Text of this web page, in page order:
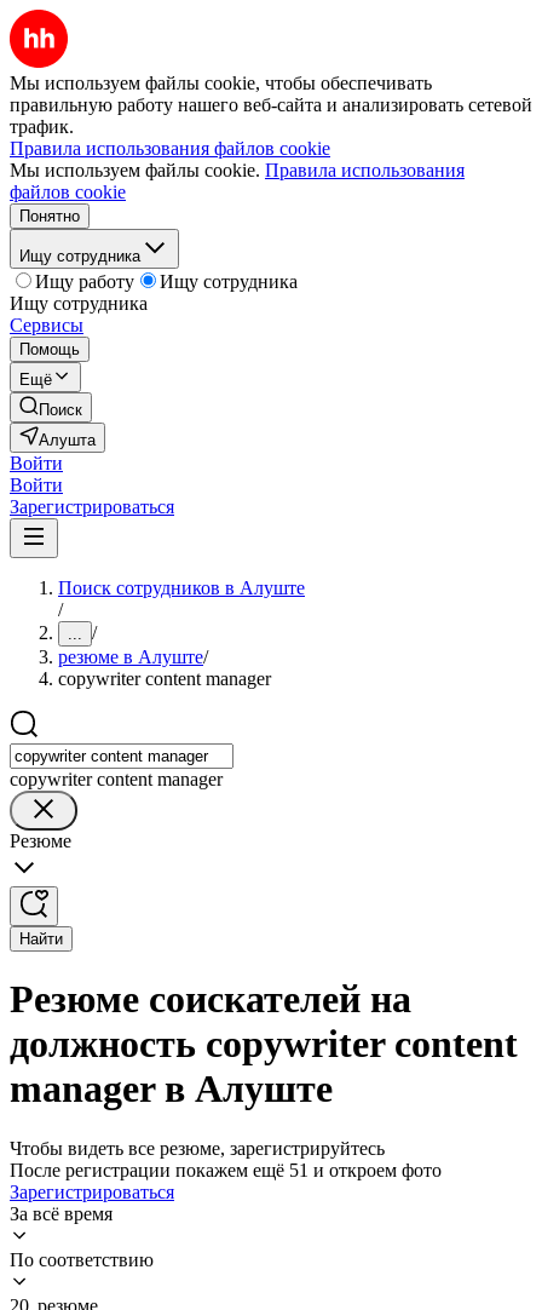
Мы используем файлы cookie, чтобы обеспечивать
правильную работу нашего веб-сайта и анализировать сетевой
трафик.
Правила использования файлов cookie
Мы используем файлы cookie. Правила использования
файлов cookie
Понятно
Ищу сотрудника
Ищу работу
Ищу сотрудника
Ищу сотрудника
Сервисы
Помощь
Ещё
Поиск
Алушта
Войти
Войти
Зарегистрироваться
Поиск сотрудников в Алуште
/
... /
резюме в Алуште/
copywriter content manager
copywriter content manager
Резюме
Найти
Резюме соискателей на
должность copywriter content
manager в Алуште
Чтобы видеть все резюме, зарегистрируйтесь
После регистрации покажем ещё 51 и откроем фото
Зарегистрироваться
За всё время
По соответствию
20 резюме